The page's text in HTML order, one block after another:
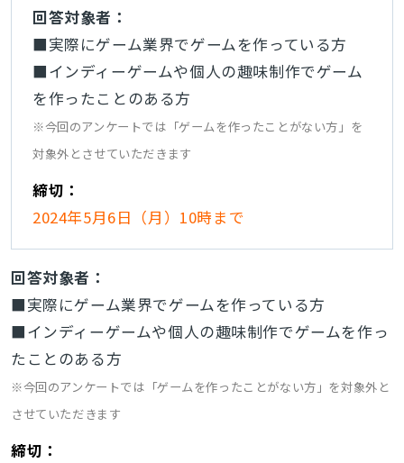
回答対象者：
■実際にゲーム業界でゲームを作っている方
■インディーゲームや個人の趣味制作でゲーム
を作ったことのある方
※今回のアンケートでは「ゲームを作ったことがない方」を
対象外とさせていただきます
締切：
2024年5月6日（月）10時まで
回答対象者：
■実際にゲーム業界でゲームを作っている方
■インディーゲームや個人の趣味制作でゲームを作っ
たことのある方
※今回のアンケートでは「ゲームを作ったことがない方」を対象外と
させていただきます
締切：